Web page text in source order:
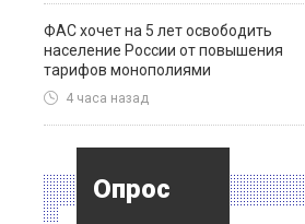
ФАС хочет на 5 лет освободить
население России от повышения
тарифов монополиями
4 часа назад
Опрос